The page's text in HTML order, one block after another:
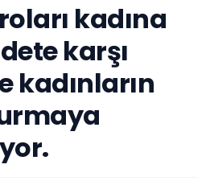
kadına
karşı
kadınların